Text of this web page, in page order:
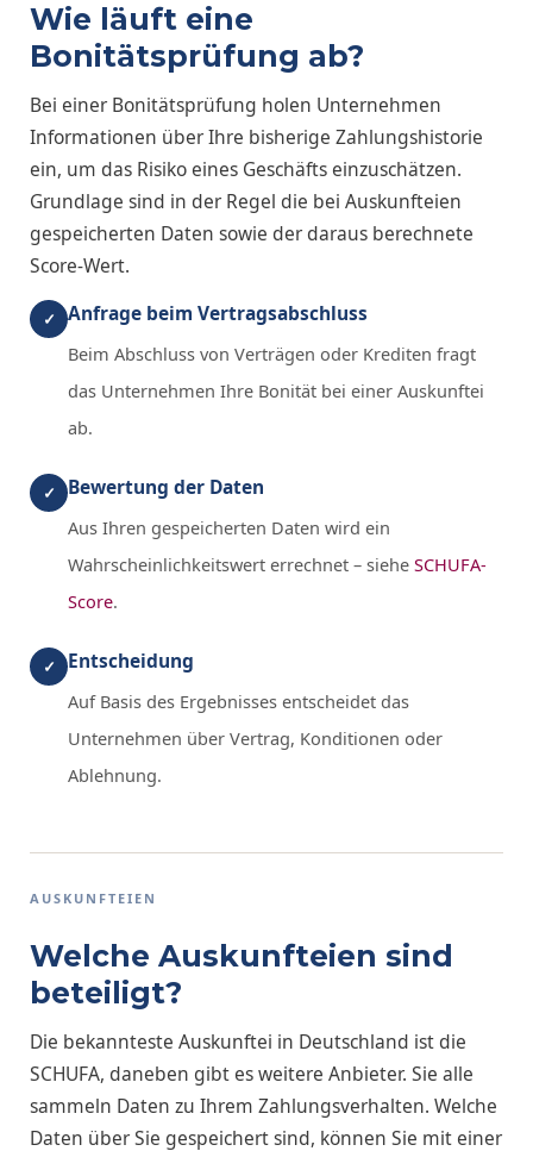
Wie läuft eine
Bonitätsprüfung ab?
Bei einer Bonitätsprüfung holen Unternehmen
Informationen über Ihre bisherige Zahlungshistorie
ein, um das Risiko eines Geschäfts einzuschätzen.
Grundlage sind in der Regel die bei Auskunfteien
gespeicherten Daten sowie der daraus berechnete
Score-Wert.
✓ Anfrage beim Vertragsabschluss
Beim Abschluss von Verträgen oder Krediten fragt
das Unternehmen Ihre Bonität bei einer Auskunftei
ab.
✓ Bewertung der Daten
Aus Ihren gespeicherten Daten wird ein
Wahrscheinlichkeitswert errechnet – siehe SCHUFA-
Score.
✓ Entscheidung
Auf Basis des Ergebnisses entscheidet das
Unternehmen über Vertrag, Konditionen oder
Ablehnung.
AUSKUNFTEIEN
Welche Auskunfteien sind
beteiligt?
Die bekannteste Auskunftei in Deutschland ist die
SCHUFA, daneben gibt es weitere Anbieter. Sie alle
sammeln Daten zu Ihrem Zahlungsverhalten. Welche
Daten über Sie gespeichert sind, können Sie mit einer